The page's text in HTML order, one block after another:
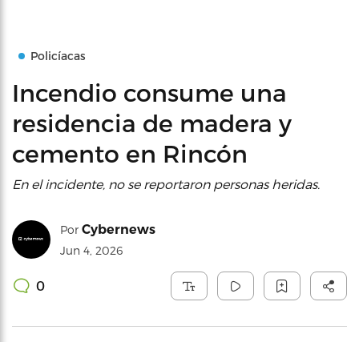
Policíacas
Incendio consume una
residencia de madera y
cemento en Rincón
En el incidente, no se reportaron personas heridas.
Por Cybernews
Jun 4, 2026
0